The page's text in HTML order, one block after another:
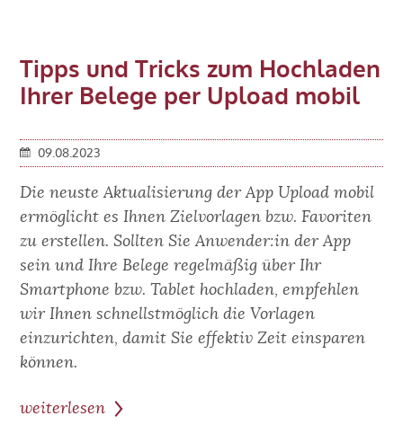
Anmeldung
über
Personalausweis
Tipps und Tricks zum Hochladen
Ihrer Belege per Upload mobil
09.08.2023
Die neuste Aktualisierung der App Upload mobil
ermöglicht es Ihnen Zielvorlagen bzw. Favoriten
zu erstellen. Sollten Sie Anwender:in der App
sein und Ihre Belege regelmäßig über Ihr
Smartphone bzw. Tablet hochladen, empfehlen
wir Ihnen schnellstmöglich die Vorlagen
einzurichten, damit Sie effektiv Zeit einsparen
können.
weiterlesen